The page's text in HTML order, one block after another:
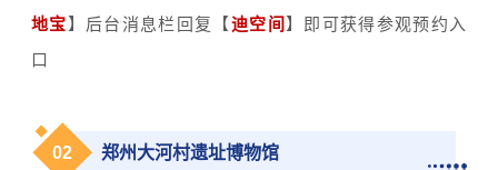
地宝】后台消息栏回复【迪空间 】即可获得参观预约入
口
02 郑州大河村遗址博物馆